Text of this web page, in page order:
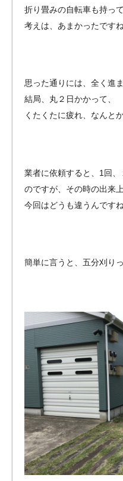
折り畳みの自転車も持っ
考えは、あまかったですね
思った通りには、全く進ま
結局、丸２日かかって、
くたくたに疲れ、なんとか
業者に依頼すると、1回、
のですが、その時の出来
今回はどうも違うんですね
簡単に言うと、五分刈り